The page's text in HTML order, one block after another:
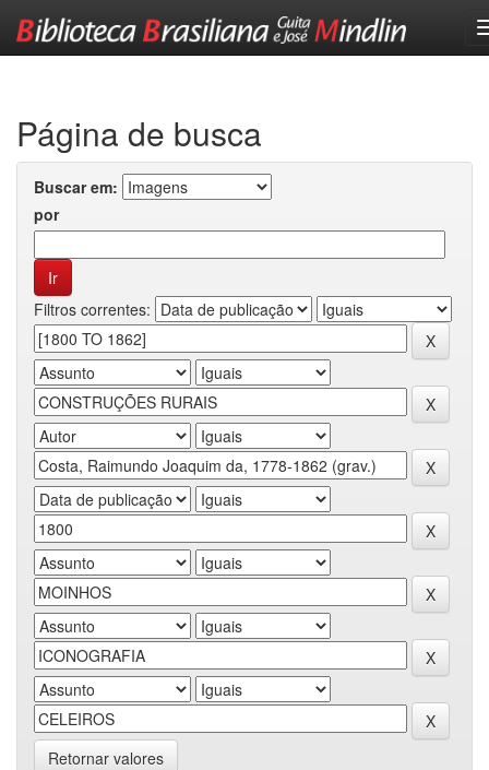
Página de busca
Buscar em:
por
Filtros correntes:
Retornar valores